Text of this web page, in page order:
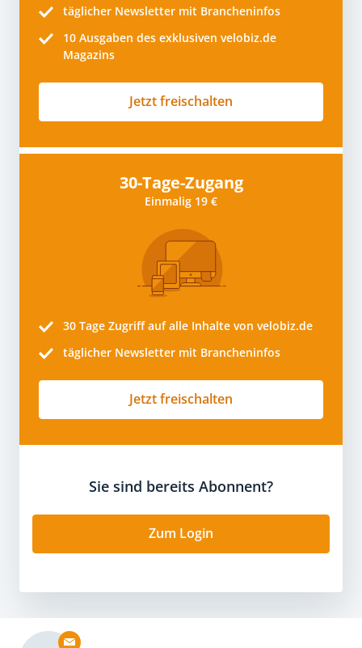
täglicher Newsletter mit Brancheninfos
10 Ausgaben des exklusiven velobiz.de
Magazins
Jetzt freischalten
30-Tage-Zugang
Einmalig 19 €
30 Tage Zugriff auf alle Inhalte von velobiz.de
täglicher Newsletter mit Brancheninfos
Jetzt freischalten
Sie sind bereits Abonnent?
Zum Login